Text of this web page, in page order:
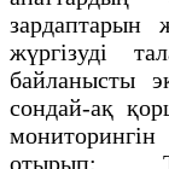
зардаптарын
жүргізуді
байланысты
сондай-ақ
отырып;